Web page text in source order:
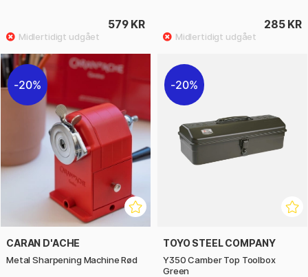
579 KR 285 KR
20%
CARAN D'ACHE
Metal Sharpening Machine Rød
20%
TOYO STEEL COMPANY
Y350 Camber Top Toolbox
Green